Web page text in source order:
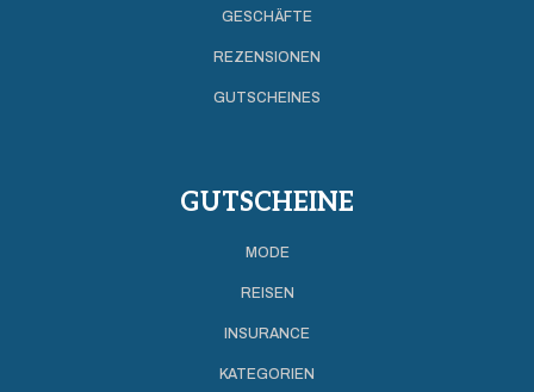
GESCHÄFTE
REZENSIONEN
GUTSCHEINES
GUTSCHEINE
MODE
REISEN
INSURANCE
KATEGORIEN